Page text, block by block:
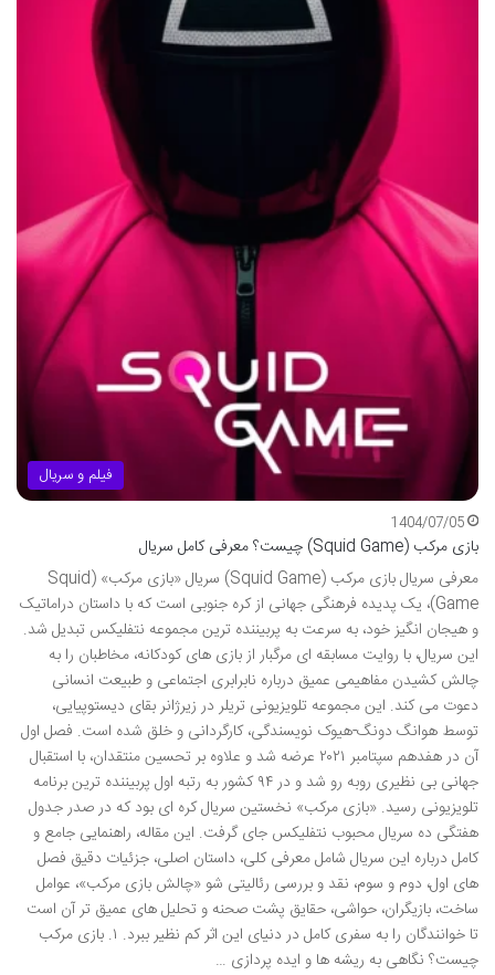
فیلم و سریال
1404/07/05
بازی مرکب (Squid Game) چیست؟ معرفی کامل سریال
معرفی سریال بازی مرکب (Squid Game) سریال «بازی مرکب» (Squid
Game)، یک پدیده فرهنگی جهانی از کره جنوبی است که با داستان دراماتیک
و هیجان انگیز خود، به سرعت به پربیننده ترین مجموعه نتفلیکس تبدیل شد.
این سریال، با روایت مسابقه ای مرگبار از بازی های کودکانه، مخاطبان را به
چالش کشیدن مفاهیمی عمیق درباره نابرابری اجتماعی و طبیعت انسانی
دعوت می کند. این مجموعه تلویزیونی تریلر در زیرژانر بقای دیستوپیایی،
توسط هوانگ دونگ-هیوک نویسندگی، کارگردانی و خلق شده است. فصل اول
آن در هفدهم سپتامبر ۲۰۲۱ عرضه شد و علاوه بر تحسین منتقدان، با استقبال
جهانی بی نظیری روبه رو شد و در ۹۴ کشور به رتبه اول پربیننده ترین برنامه
تلویزیونی رسید. «بازی مرکب» نخستین سریال کره ای بود که در صدر جدول
هفتگی ده سریال محبوب نتفلیکس جای گرفت. این مقاله، راهنمایی جامع و
کامل درباره این سریال شامل معرفی کلی، داستان اصلی، جزئیات دقیق فصل
های اول، دوم و سوم، نقد و بررسی رئالیتی شو «چالش بازی مرکب»، عوامل
ساخت، بازیگران، حواشی، حقایق پشت صحنه و تحلیل های عمیق تر آن است
تا خوانندگان را به سفری کامل در دنیای این اثر کم نظیر ببرد. ۱. بازی مرکب
چیست؟ نگاهی به ریشه ها و ایده پردازی …